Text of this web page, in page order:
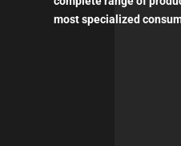
most specialized